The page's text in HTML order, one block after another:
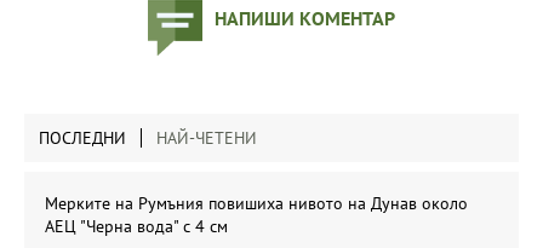
НАПИШИ КОМЕНТАР
ПОСЛЕДНИ НАЙ-ЧЕТЕНИ
Мерките на Румъния повишиха нивото на Дунав около
АЕЦ "Черна вода" с 4 см